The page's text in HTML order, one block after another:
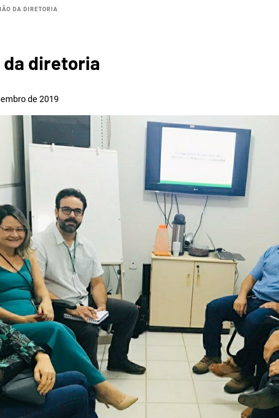
DA
DA DIRETORIA
da diretoria
de 2019